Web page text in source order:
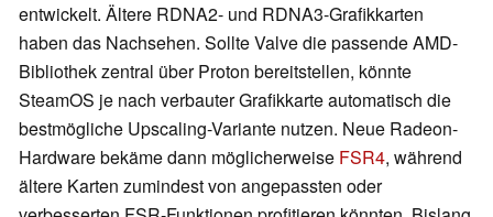
entwickelt. Ältere RDNA2- und RDNA3-Grafikkarten
haben das Nachsehen. Sollte Valve die passende AMD-
Bibliothek zentral über Proton bereitstellen, könnte
SteamOS je nach verbauter Grafikkarte automatisch die
bestmögliche Upscaling-Variante nutzen. Neue Radeon-
Hardware bekäme dann möglicherweise FSR4, während
ältere Karten zumindest von angepassten oder